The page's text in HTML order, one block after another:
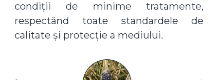
condiții de minime tratamente,
respectând toate standardele de
calitate și protecție a mediului.